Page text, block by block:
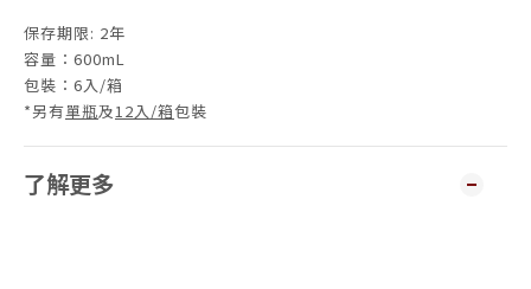
保存期限: 2年
容量：600mL
包裝：6入/箱
*另有單瓶及12入/箱包裝
了解更多